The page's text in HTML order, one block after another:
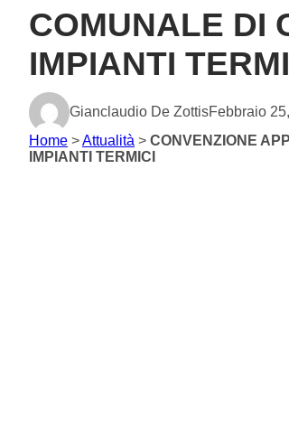
COMUNALE DI
IMPIANTI
Gianclaudio De ZottisFebbraio
Home >Attualità > CONVENZIONE
IMPIANTI TERMICI